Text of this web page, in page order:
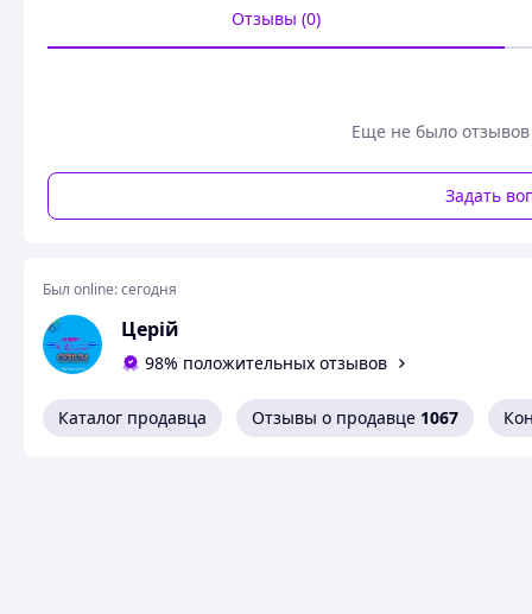
Отзывы (0)
Еще не было отзывов
Задать
Был online:сегодня
Церій
98% положительных отзывов
Каталог продавца Отзывы о продавце 1067